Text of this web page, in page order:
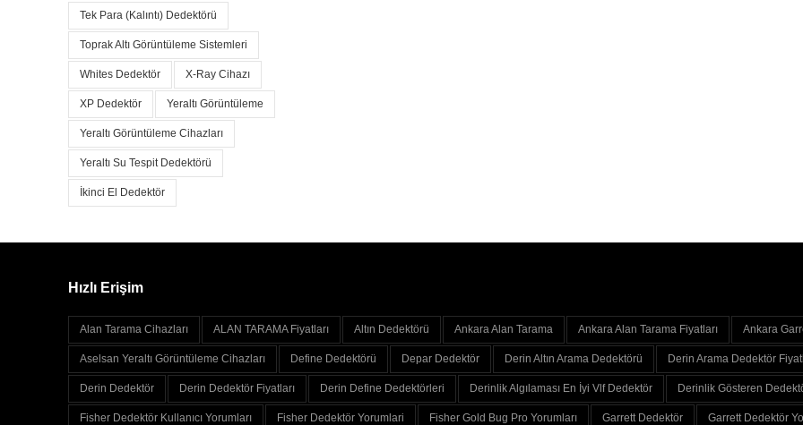
Tek Para (Kalıntı) Dedektörü
Toprak Altı Görüntüleme Sistemleri
Whites Dedektör X-Ray Cihazı
XP Dedektör Yeraltı Görüntüleme
Yeraltı Görüntüleme Cihazları
Yeraltı Su Tespit Dedektörü
İkinci El Dedektör
Hızlı Erişim
Alan Tarama Cihazları ALAN TARAMA Fiyatları Altın Dedektörü Ankara Alan Tarama Ankara Alan Tarama Fiyatları Ankara
Aselsan Yeraltı Görüntüleme Cihazları Define Dedektörü Depar Dedektör Derin Altın Arama Dedektörü Derin Arama Dedektör
Derin Dedektör Derin Dedektör Fiyatları Derin Define Dedektörleri Derinlik Algılaması En İyi Vlf Dedektör Derinlik Gösteren
Fisher Dedektör Kullanıcı Yorumları Fisher Dedektör Yorumlari Fisher Gold Bug Pro Yorumları Garrett Dedektör Garrett Dedektör